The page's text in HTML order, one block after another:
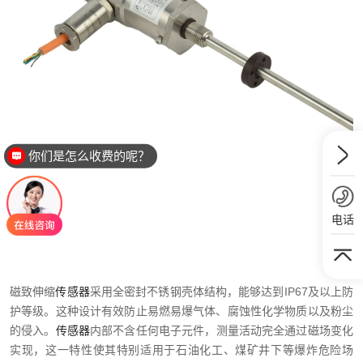
磁致伸缩传感器采用全密封不锈钢壳体结构，能够达到IP67及以上防
护等级。这种设计有效防止易燃易爆气体、腐蚀性化学物质以及粉尘
的侵入。 传感器内部不含任何电子元件，测量活动完全通过磁场变化
实现，这一特性使其特别适用于石油化工、煤矿井下等爆炸危险场
电话
你们是怎么收费的呢？